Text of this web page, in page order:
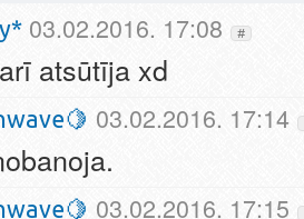
03.02.2016. 17:08 #
atsūtīja xd
03.02.2016. 17:14
03.02.2016. 17:15